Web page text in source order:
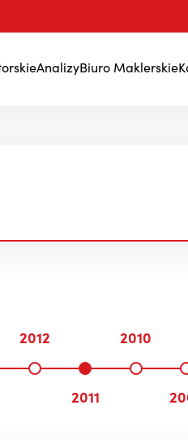
AnalizyBiuro Maklerskie
2012
2011
2010